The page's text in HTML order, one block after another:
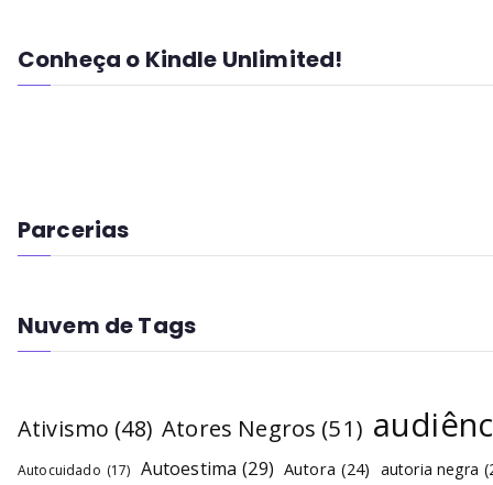
Conheça o Kindle Unlimited!
Parcerias
Nuvem de Tags
Ativismo (48) Atores Negros (51)
Autocuidado (17) Autoestima (29) Autora (24) autoria negra